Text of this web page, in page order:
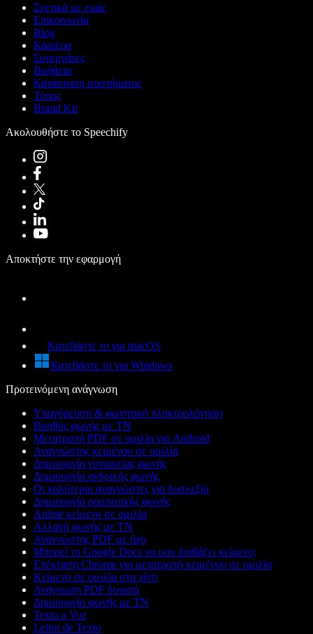
Σχετικά με εμάς
Επικοινωνία
Blog
Καριέρα
Συνεργάτες
Βοήθεια
Κατάσταση συστήματος
Τύπος
Brand Kit
Ακολουθήστε το Speechify
Αποκτήστε την εφαρμογή
Κατεβάστε το για macOS
Κατεβάστε το για Windows
Προτεινόμενη ανάγνωση
Υπαγόρευση & φωνητική πληκτρολόγηση
Βοηθός φωνής με ΤΝ
Μετατροπή PDF σε ομιλία για Android
Αναγνώστης κειμένου σε ομιλία
Δημιουργία γυναικείας φωνής
Δημιουργία ανδρικής φωνής
Οι καλύτεροι αναγνώστες για δυσλεξία
Δημιουργία ρομποτικής φωνής
Anime κείμενο σε ομιλία
Αλλαγή φωνής με ΤΝ
Αναγνώστης PDF με ήχο
Μπορεί το Google Docs να μου διαβάζει κείμενο;
Επέκταση Chrome για μετατροπή κειμένου σε ομιλία
Κείμενο σε ομιλία στα χίντι
Ανάγνωση PDF δυνατά
Δημιουργία φωνής με ΤΝ
Texto a Voz
Leitor de Texto